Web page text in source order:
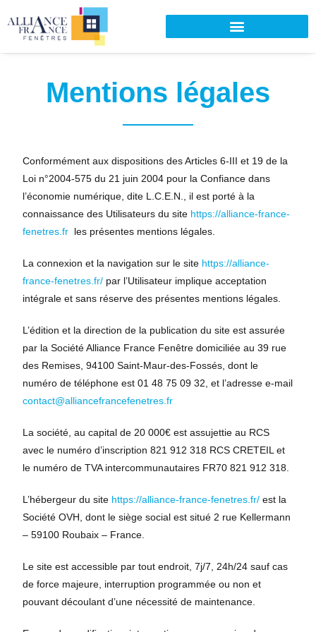
Mentions légales
Conformément aux dispositions des Articles 6-III et 19 de la
Loi n°2004-575 du 21 juin 2004 pour la Confiance dans
l’économie numérique, dite L.C.E.N., il est porté à la
connaissance des Utilisateurs du site https://alliance-france-
fenetres.fr les présentes mentions légales.
La connexion et la navigation sur le site https://alliance-
france-fenetres.fr/ par l’Utilisateur implique acceptation
intégrale et sans réserve des présentes mentions légales.
L’édition et la direction de la publication du site est assurée
par la Société Alliance France Fenêtre domiciliée au 39 rue
des Remises, 94100 Saint-Maur-des-Fossés, dont le
numéro de téléphone est 01 48 75 09 32, et l’adresse e-mail
contact@alliancefrancefenetres.fr
La société, au capital de 20 000€ est assujettie au RCS
avec le numéro d’inscription 821 912 318 RCS CRETEIL et
le numéro de TVA intercommunautaires FR70 821 912 318.
L’hébergeur du site https://alliance-france-fenetres.fr/ est la
Société OVH, dont le siège social est situé 2 rue Kellermann
– 59100 Roubaix – France.
Le site est accessible par tout endroit, 7j/7, 24h/24 sauf cas
de force majeure, interruption programmée ou non et
pouvant découlant d’une nécessité de maintenance.